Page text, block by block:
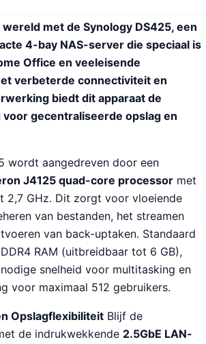
met de Synology DS425, een
4-bay NAS-server die speciaal is
Office en veeleisende
verbeterde connectiviteit en
biedt dit apparaat de
gecentraliseerde opslag en
wordt aangedreven door een
J4125 quad-core processor met
2,7 GHz. Dit zorgt voor vloeiende
van bestanden, het streamen
van back-uptaken. Standaard
RAM (uitbreidbaar tot 6 GB),
snelheid voor multitasking en
voor maximaal 512 gebruikers.
Opslagflexibiliteit Blijf de
de indrukwekkende 2.5GbE LAN-